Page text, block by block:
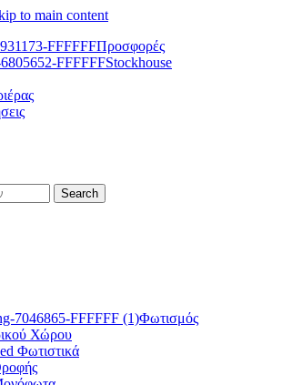
to main content
Προσφορές
Stockhouse
Search
Φωτισμός
Χώρου
Φωτιστικά